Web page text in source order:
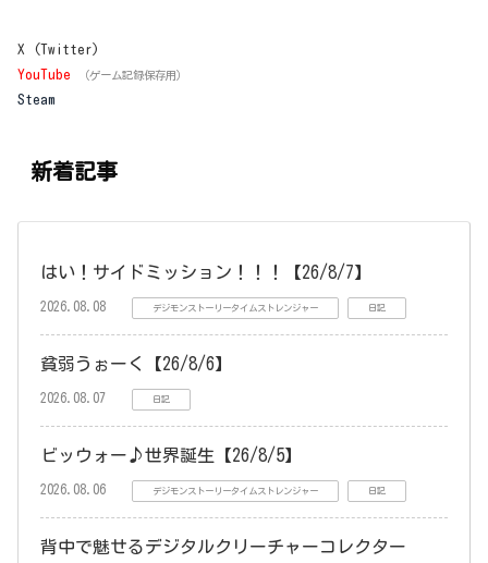
X (Twitter)
YouTube
（ゲーム記録保存用）
Steam
新着記事
はい！サイドミッション！！！【26/8/7】
2026.08.08 デジモンストーリータイムストレンジャー 日記
貧弱うぉーく【26/8/6】
2026.08.07 日記
ビッウォー♪世界誕生【26/8/5】
2026.08.06 デジモンストーリータイムストレンジャー 日記
背中で魅せるデジタルクリーチャーコレクター